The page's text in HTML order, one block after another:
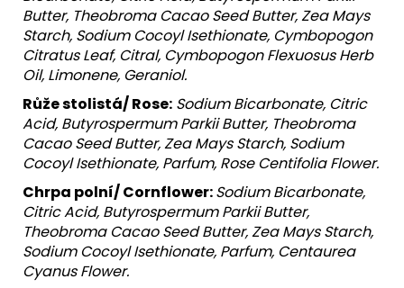
Butter, Theobroma Cacao Seed Butter, Zea Mays
Starch, Sodium Cocoyl Isethionate, Cymbopogon
Citratus Leaf, Citral, Cymbopogon Flexuosus Herb
Oil, Limonene, Geraniol.
Růže stolistá/ Rose: Sodium Bicarbonate, Citric
Acid, Butyrospermum Parkii Butter, Theobroma
Cacao Seed Butter, Zea Mays Starch, Sodium
Cocoyl Isethionate, Parfum, Rose Centifolia Flower.
Chrpa polní/ Cornflower:Sodium Bicarbonate,
Citric Acid, Butyrospermum Parkii Butter,
Theobroma Cacao Seed Butter, Zea Mays Starch,
Sodium Cocoyl Isethionate, Parfum, Centaurea
Cyanus Flower.